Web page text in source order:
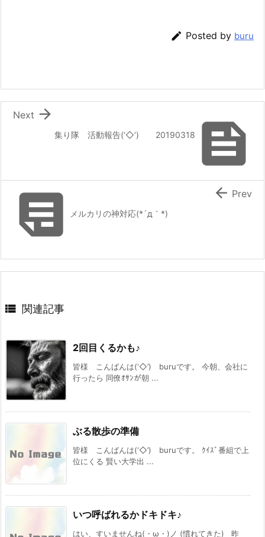
 Posted by buru

集り隊 活動報告(‘◇’)ゞ 20190318

Next
メルカリの神対応(*´д｀*)
 Prev
 関連記事
2回目くるかも♪
皆様 こんばんは(‘◇’)ゞburuです。 今朝、会社に
行ったら 同僚ｵｻﾝが朝 ...
ぶる散歩の準備
皆様 こんばんは(‘◇’)ゞburuです。 ｸｲｽﾞ番組で上
位にくる 賢い大学出 ...
いつ呼ばれるかドキドキ♪
はい、すいませんね(・ω・)ノ (慣れてきた) 昨